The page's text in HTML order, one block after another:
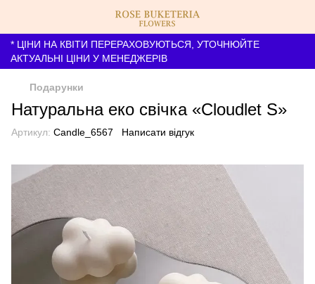
* ЦІНИ НА КВІТИ ПЕРЕРАХОВУЮТЬСЯ, УТОЧНЮЙТЕ
АКТУАЛЬНІ ЦІНИ У МЕНЕДЖЕРІВ
Подарунки
Натуральна еко свічка «Cloudlet S»
Артикул: Candle_6567 Написати відгук